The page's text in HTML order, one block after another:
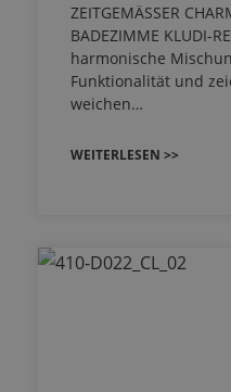
ZEITGEMÄSSER
BADEZIMME KLUDI-
harmonische
Funktionalität und
weichen…
WEITERLESEN >>